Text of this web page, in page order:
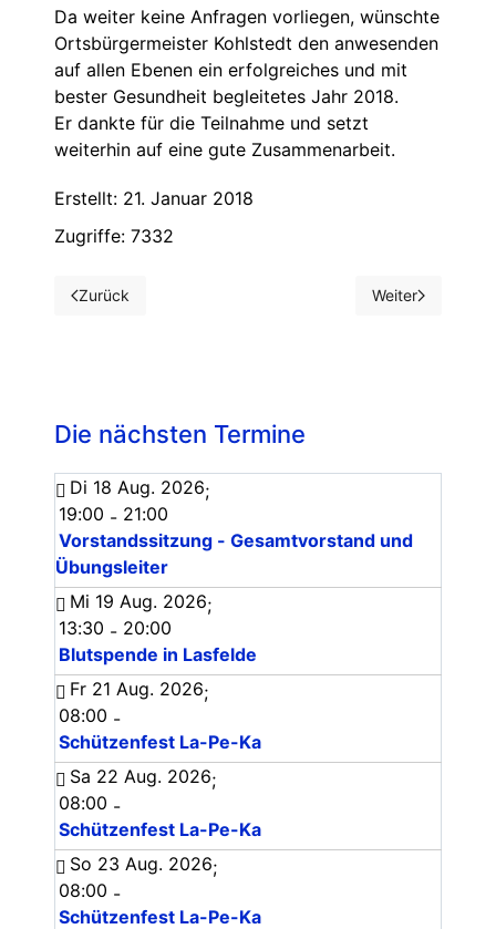
Da weiter keine Anfragen vorliegen, wünschte
Ortsbürgermeister Kohlstedt den anwesenden
auf allen Ebenen ein erfolgreiches und mit
bester Gesundheit begleitetes Jahr 2018.
Er dankte für die Teilnahme und setzt
weiterhin auf eine gute Zusammenarbeit.
Erstellt: 21. Januar 2018
Zugriffe: 7332
Vorheriger Beitrag: Sportangebot
Zurück Nächster
Weiter
Die nächsten Termine
Di 18 Aug. 2026;
19:00 - 21:00
Vorstandssitzung - Gesamtvorstand und
Übungsleiter
Mi 19 Aug. 2026;
13:30 - 20:00
Blutspende in Lasfelde
Fr 21 Aug. 2026;
08:00 -
Schützenfest La-Pe-Ka
Sa 22 Aug. 2026;
08:00 -
Schützenfest La-Pe-Ka
So 23 Aug. 2026;
08:00 -
Schützenfest La-Pe-Ka